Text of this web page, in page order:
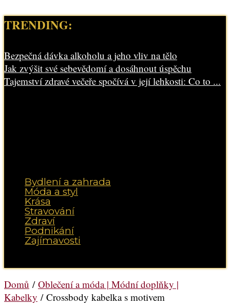
TRENDING:
Bezpečná dávka alkoholu a jeho vliv na tělo
Jak zvýšit své sebevědomí a dosáhnout úspěchu
Tajemství zdravé večeře spočívá v její lehkosti: Co to ...
Bydlení a zahrada
Móda a styl
Krása
Stravování
Zdraví
Podnikání
Zajímavosti
Domů / Oblečení a móda | Módní doplňky |
Kabelky / Crossbody kabelka s motivem